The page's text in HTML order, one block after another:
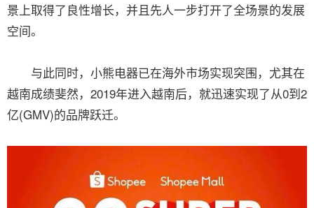
景上取得了良性增长，并且先人一步打开了全场景的发展
空间。
与此同时，小熊电器已在海外市场实现突围，尤其在
越南成绩斐然，2019年进入越南后，就迅速实现了从0到2
亿(GMV)的品牌跃迁。